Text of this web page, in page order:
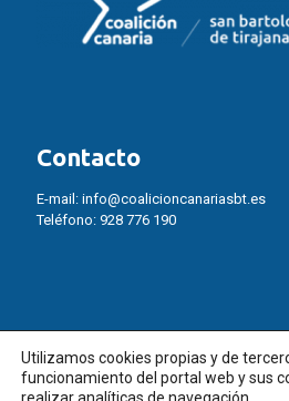
Contacto
E-mail: info@coalicioncanariasbt.es
Teléfono: 928 776 190
Utilizamos cookies propias y de
funcionamiento del portal web y sus